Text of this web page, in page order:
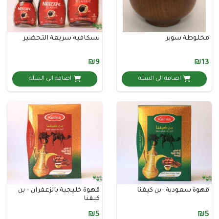
سوبر
اضافة الي السلة
نسكافيه سريعة التحضير
اضافة الي السلة
-بن كيفنا
قهوة خليجية بالزعفران - بن